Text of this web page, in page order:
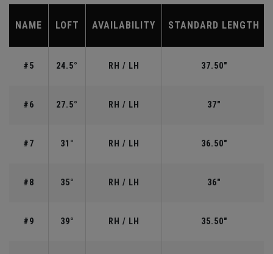
NAME LOFT AVAILABILITY STANDARD LENGTH
#5 24.5° RH / LH 37.50"
#6 27.5° RH / LH 37"
#7 31° RH / LH 36.50"
#8 35° RH / LH 36"
#9 39° RH / LH 35.50"